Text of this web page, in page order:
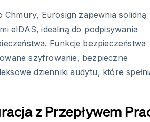
Chmury, Eurosign zapewnia solidną
eIDAS, idealną do podpisywania
Funkcje bezpieczeństwa
szyfrowanie, bezpieczne
dzienniki audytu, które
z Przepływem